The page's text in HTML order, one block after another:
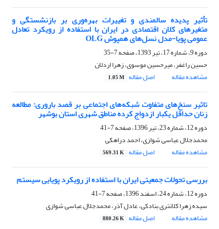
تأثیر پدیده سالمندی و تغییرات بهره‌وری بر بازنشستگی و
متغیر‌های کلان اقتصادی در ایران با استفاده از رویکرد تعادل
عمومی پویا-مدل نسل‌های همپوش OLG
دوره 9، شماره 17، تیر 1393، صفحه
7-35
حسین راغفر، میرحسین موسوی، زهرا اردلان
مشاهده مقاله
اصل مقاله 1.05 M
تاثیر سنخ‌های متفاوت شبکه‌های اجتماعی بر قصد باروری: مطالعه
زنان حداقل یکبار ازدواج کرده مناطق شهری استان بوشهر
دوره 12، شماره 23، تیر 1396، صفحه
7-41
محمدجلال عباسی شوازی، احمد دراهکی
مشاهده مقاله
اصل مقاله 569.31 K
بررسی تحولات جمعیتی ایران با استفاده از رویکرد پویایی سیستم
دوره 12، شماره 24، اسفند 1396، صفحه
7-41
سیده زهرا کلانتری بنادکی، عادل آذر، محمدجلال عباسی شوازی
مشاهده مقاله
اصل مقاله 880.26 K